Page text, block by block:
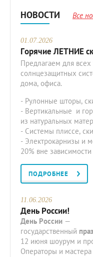
НОВОСТИ Все
01.07.2026
Горячие ЛЕТНИЕ
Предлагаем для
солнцезащитных
дома, офиса.
- Рулонные шторы,
- Вертикальные и
из натуральных
- Системы плиссе,
- Электрокарнизы и
20% вне
ПОДРОБНЕЕ
11.06.2026
День России!
День России —
государственный
12 июня шоурум и
Операторы и